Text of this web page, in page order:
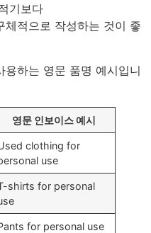
기보다
적으로 작성하는 것이 좋
하는 영문 품명 예시입니
영문 인보이스 예시
clothing for
use
shirts for personal
for personal use